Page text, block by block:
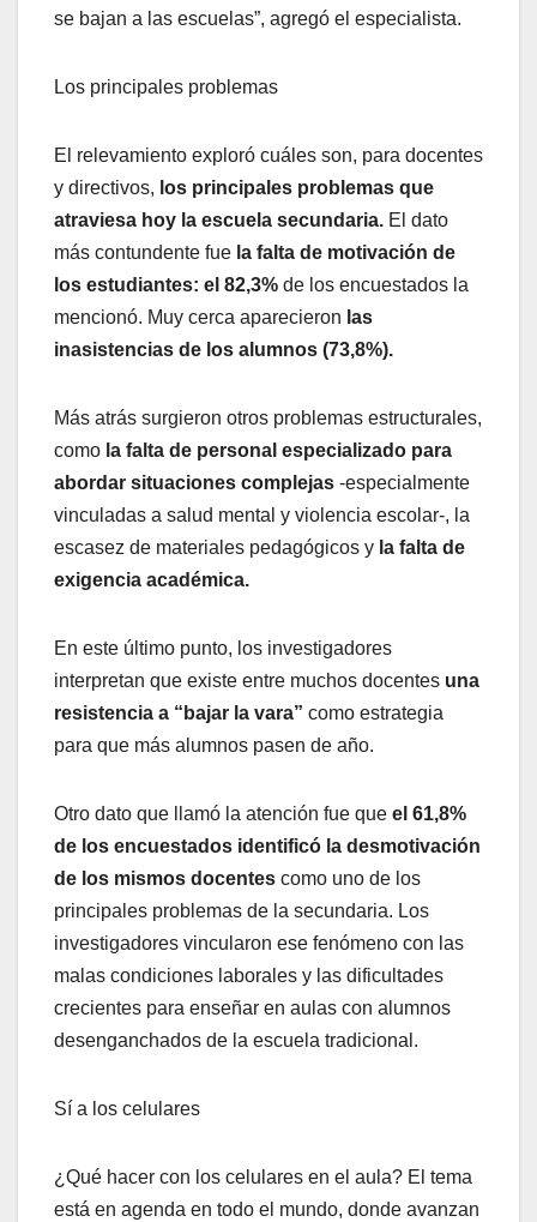
se bajan a las escuelas”, agregó el especialista.
Los principales problemas
El relevamiento exploró cuáles son, para docentes
y directivos, los principales problemas que
atraviesa hoy la escuela secundaria. El dato
más contundente fue la falta de motivación de
los estudiantes: el 82,3% de los encuestados la
mencionó. Muy cerca aparecieron las
inasistencias de los alumnos (73,8%).
Más atrás surgieron otros problemas estructurales,
como la falta de personal especializado para
abordar situaciones complejas -especialmente
vinculadas a salud mental y violencia escolar-, la
escasez de materiales pedagógicos y la falta de
exigencia académica.
En este último punto, los investigadores
interpretan que existe entre muchos docentes una
resistencia a “bajar la vara” como estrategia
para que más alumnos pasen de año.
Otro dato que llamó la atención fue que el 61,8%
de los encuestados identificó la desmotivación
de los mismos docentes como uno de los
principales problemas de la secundaria. Los
investigadores vincularon ese fenómeno con las
malas condiciones laborales y las dificultades
crecientes para enseñar en aulas con alumnos
desenganchados de la escuela tradicional.
Sí a los celulares
¿Qué hacer con los celulares en el aula? El tema
está en agenda en todo el mundo, donde avanzan